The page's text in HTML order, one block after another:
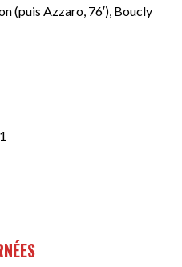
(puis Azzaro, 76′), Boucly